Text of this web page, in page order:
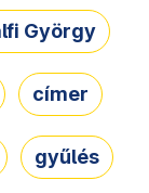
György
címer
gyűlés